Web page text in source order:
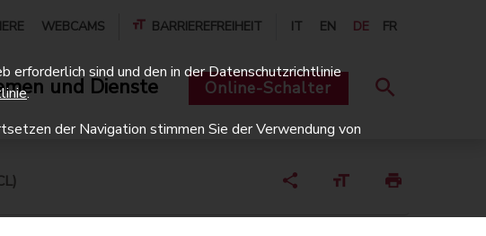
WEBCAMS BARRIEREFREIHEIT IT EN DE FR
und Dienste Online-Schalter
sind und den in der Datenschutzrichtlinie
.
der Navigation stimmen Sie der Verwendung von